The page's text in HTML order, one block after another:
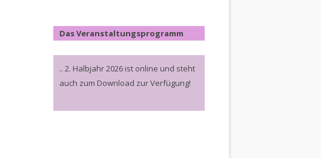
Das Veranstaltungsprogramm
.. 2. Halbjahr 2026 ist online und steht
auch zum Download zur Verfügung!